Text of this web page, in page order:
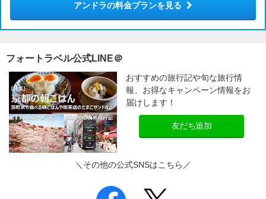
アンドラの料金プランを見る
フォートラベル公式LINE＠
おすすめの旅行記や旬な旅行情
報、お得なキャンペーン情報をお
届けします！
友だち追加
＼その他の公式SNSはこちら／